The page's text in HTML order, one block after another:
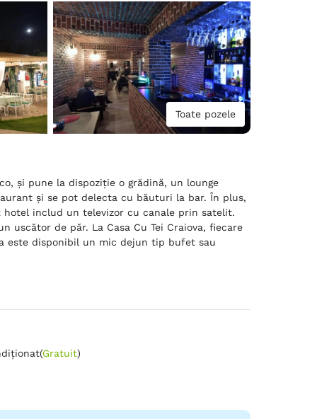
Toate pozele
și pune la dispoziție o grădină, un lounge
și se pot delecta cu băuturi la bar. În plus,
includ un televizor cu canale prin satelit.
uscător de păr. La Casa Cu Tei Craiova, fiecare
este disponibil un mic dejun tip bufet sau
(Gratuit)